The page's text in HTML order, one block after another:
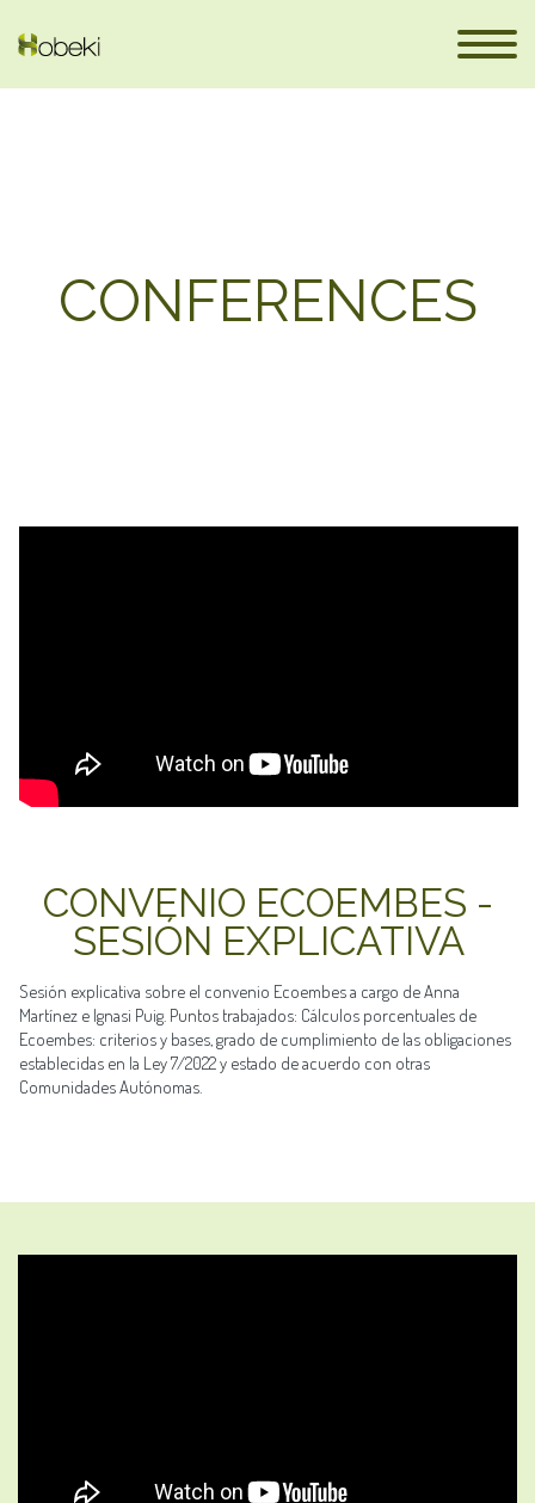
CONFERENCES
CONVENIO ECOEMBES -
SESIÓN EXPLICATIVA
Sesión explicativa sobre el convenio Ecoembes a cargo de Anna
Martínez e Ignasi Puig. Puntos trabajados: Cálculos porcentuales de
Ecoembes: criterios y bases, grado de cumplimiento de las obligaciones
establecidas en la Ley 7/2022 y estado de acuerdo con otras
Comunidades Autónomas.